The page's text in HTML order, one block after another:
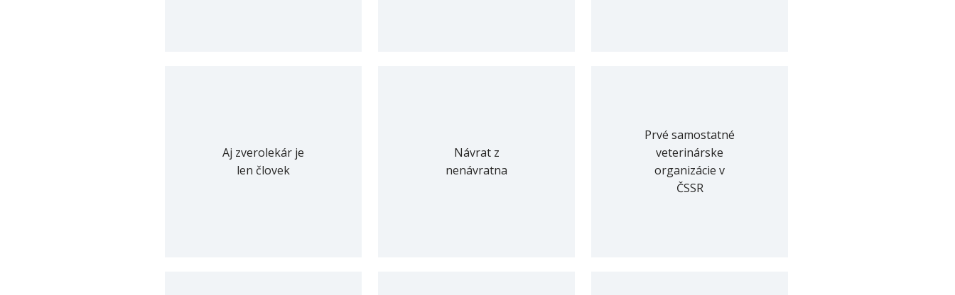
Aj zverolekár je
len človek
Návrat z
nenávratna
Prvé samostatné
veterinárske
organizácie v
ČSSR